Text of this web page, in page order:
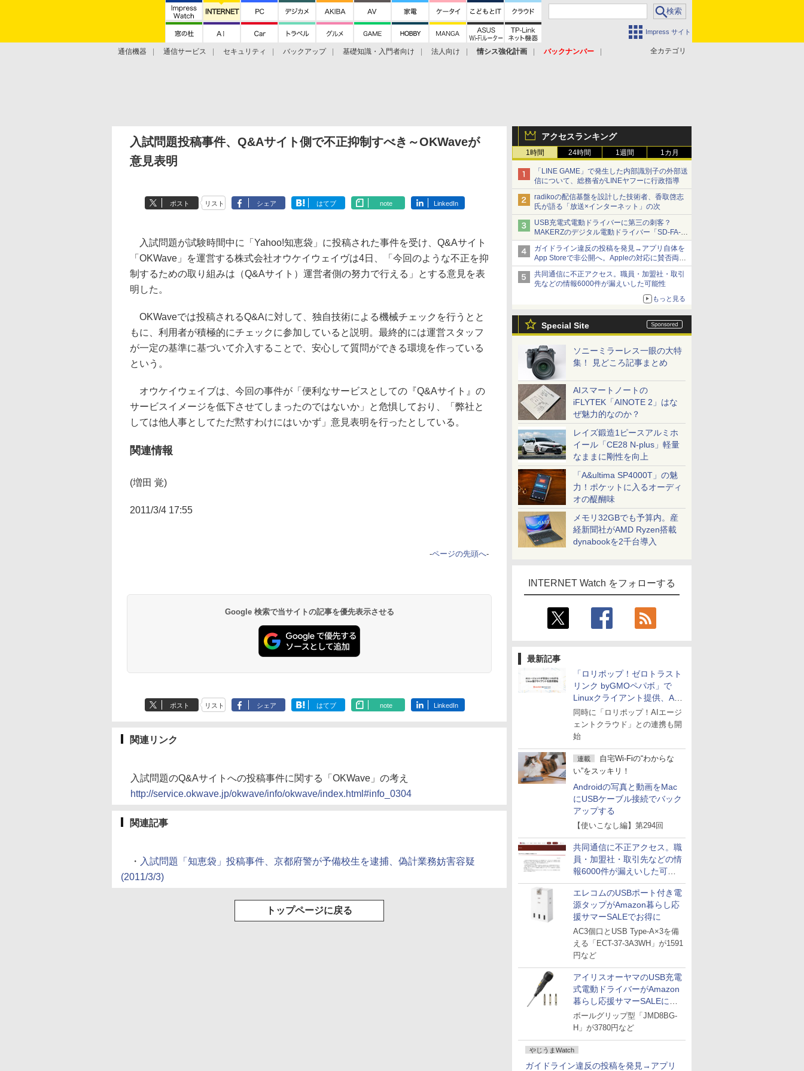
Impress サイト
全カテゴリ
通信機器 通信サービス セキュリティ バックアップ 基礎知識・入門者向け 法人向け 情シス強化計画
バックナンバー
アクセスランキング
1時間 24時間 1週間 1カ月
「LINE GAME」で発生した内部識別子の外部送
信について、総務省がLINEヤフーに行政指導
radikoの配信基盤を設計した技術者、香取啓志
氏が語る「放送×インターネット」の次
USB充電式電動ドライバーに第三の刺客？
MAKERZのデジタル電動ドライバー「SD-FA-
2000L」を、ベッセル、パナソニックと比較し
てみた 【テレワークグッズ・ミニレビュー 第
165回】
ガイドライン違反の投稿を発見→アプリ自体を
App Storeで非公開へ。Appleの対応に賛否両論
【やじうまWatch】
共同通信に不正アクセス。職員・加盟社・取引
先などの情報6000件が漏えいした可能性
もっと見る
Special Site
ソニーミラーレス一眼の大特
集！ 見どころ記事まとめ
AIスマートノートの
iFLYTEK「AINOTE 2」はな
ぜ魅力的なのか？
レイズ鍛造1ピースアルミホ
イール「CE28 N-plus」軽量
なままに剛性を向上
「A&ultima SP4000T」の魅
力！ポケットに入るオーディ
オの醍醐味
メモリ32GBでも予算内。産
経新聞社がAMD Ryzen搭載
dynabookを2千台導入
INTERNET Watch をフォローする
最新記事
「ロリポップ！ゼロトラスト
リンク byGMOペパボ」で
Linuxクライアント提供、AI
エージェントの接続が容易に
同時に「ロリポップ！AIエージ
ェントクラウド」との連携も開
始
連載
自宅Wi-Fiの“わからな
い”をスッキリ！
Androidの写真と動画をMac
にUSBケーブル接続でバック
アップする
【使いこなし編】第294回
共同通信に不正アクセス。職
員・加盟社・取引先などの情
報6000件が漏えいした可能
性
エレコムのUSBポート付き電
源タップがAmazon暮らし応
援サマーSALEでお得に
AC3個口とUSB Type-A×3を備
える「ECT-37-3A3WH」が1591
円など
アイリスオーヤマのUSB充電
式電動ドライバーがAmazon
暮らし応援サマーSALEに登
場
ボールグリップ型「JMD8BG-
H」が3780円など
やじうまWatch
ガイドライン違反の投稿を発見→アプリ
入試問題投稿事件、Q&Aサイト側で不正抑制すべき～OKWaveが
意見表明
ポスト リスト シェア はてブ note LinkedIn
入試問題が試験時間中に「Yahoo!知恵袋」に投稿された事件を受け、Q&Aサイト
「OKWave」を運営する株式会社オウケイウェイヴは4日、「今回のような不正を抑
制するための取り組みは（Q&Aサイト）運営者側の努力で行える」とする意見を表
明した。
OKWaveでは投稿されるQ&Aに対して、独自技術による機械チェックを行うとと
もに、利用者が積極的にチェックに参加していると説明。最終的には運営スタッフ
が一定の基準に基づいて介入することで、安心して質問ができる環境を作っている
という。
オウケイウェイブは、今回の事件が「便利なサービスとしての『Q&Aサイト』の
サービスイメージを低下させてしまったのではないか」と危惧しており、「弊社と
しては他人事としてただ黙すわけにはいかず」意見表明を行ったとしている。
関連情報
(増田 覚)
2011/3/4 17:55
-ページの先頭へ-
Google 検索で当サイトの記事を優先表示させる
ポスト リスト シェア はてブ note LinkedIn
関連リンク
入試問題のQ&Aサイトへの投稿事件に関する「OKWave」の考え
http://service.okwave.jp/okwave/info/okwave/index.html#info_0304
関連記事
・ 入試問題「知恵袋」投稿事件、京都府警が予備校生を逮捕、偽計業務妨害容疑
(2011/3/3)
トップページに戻る